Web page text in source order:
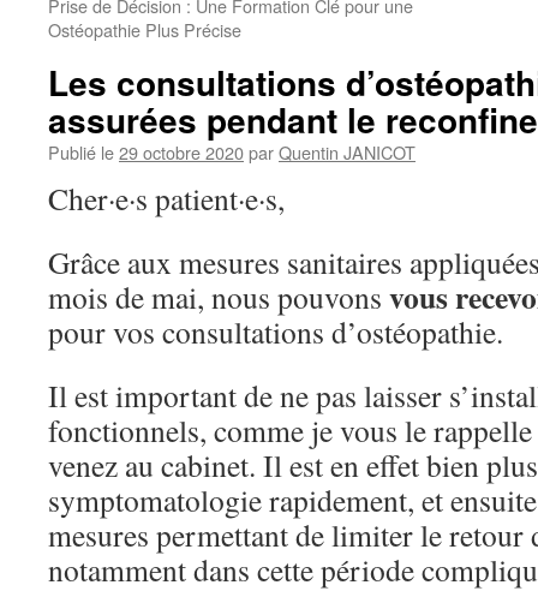
Prise de Décision : Une Formation Clé pour une
Ostéopathie Plus Précise
Les consultations
assurées pendant le
Publié le29 octobre 2020parQuentin JANICOT
Cher·e·s patient·e·s,
Grâce aux mesures sanitaires
mois de mai, nous pouvons vous
pour vos consultations d’ostéopathie.
Il est important de ne pas laisser
fonctionnels, comme je vous le
venez au cabinet. Il est en effet bien
symptomatologie rapidement, et
mesures permettant de limiter le retour
notamment dans cette période